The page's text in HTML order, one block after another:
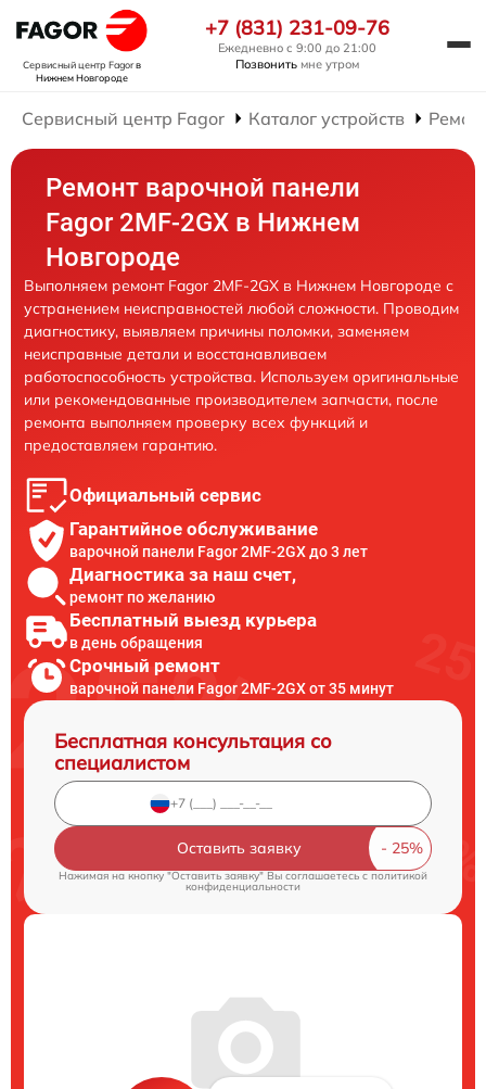
Сервисный центр Fagorв
Нижнем Новгороде
+7 (831) 231-09-76
Ежедневно с 9:00 до 21:00
Позвонить мне утром
Сервисный центр Fagor Каталог устройств
Ремонт варочной панели
Fagor 2MF-2GX в Нижнем
Новгороде
Выполняем ремонт Fagor 2MF-2GX в Нижнем Новгороде с
устранением неисправностей любой сложности. Проводим
диагностику, выявляем причины поломки, заменяем
неисправные детали и восстанавливаем
работоспособность устройства. Используем оригинальные
или рекомендованные производителем запчасти, после
ремонта выполняем проверку всех функций и
предоставляем гарантию.
Официальный сервис
Гарантийное обслуживание
варочной панели Fagor 2MF-2GX до 3 лет
Диагностика за наш счет,
ремонт по желанию
Бесплатный выезд курьера
в день обращения
Срочный ремонт
варочной панели Fagor 2MF-2GX от 35 минут
Бесплатная консультация со
специалистом
Оставить заявку
Нажимая на кнопку "Оставить заявку" Вы соглашаетесь cполитикой
конфиденциальности